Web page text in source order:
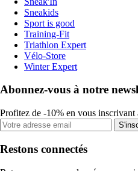
Sneakids
Sport is good
Training-Fit
Triathlon Expert
Vélo-Store
Winter Expert
Abonnez-vous à notre
Profitez de -10% en vous inscrivant
Restons connectés